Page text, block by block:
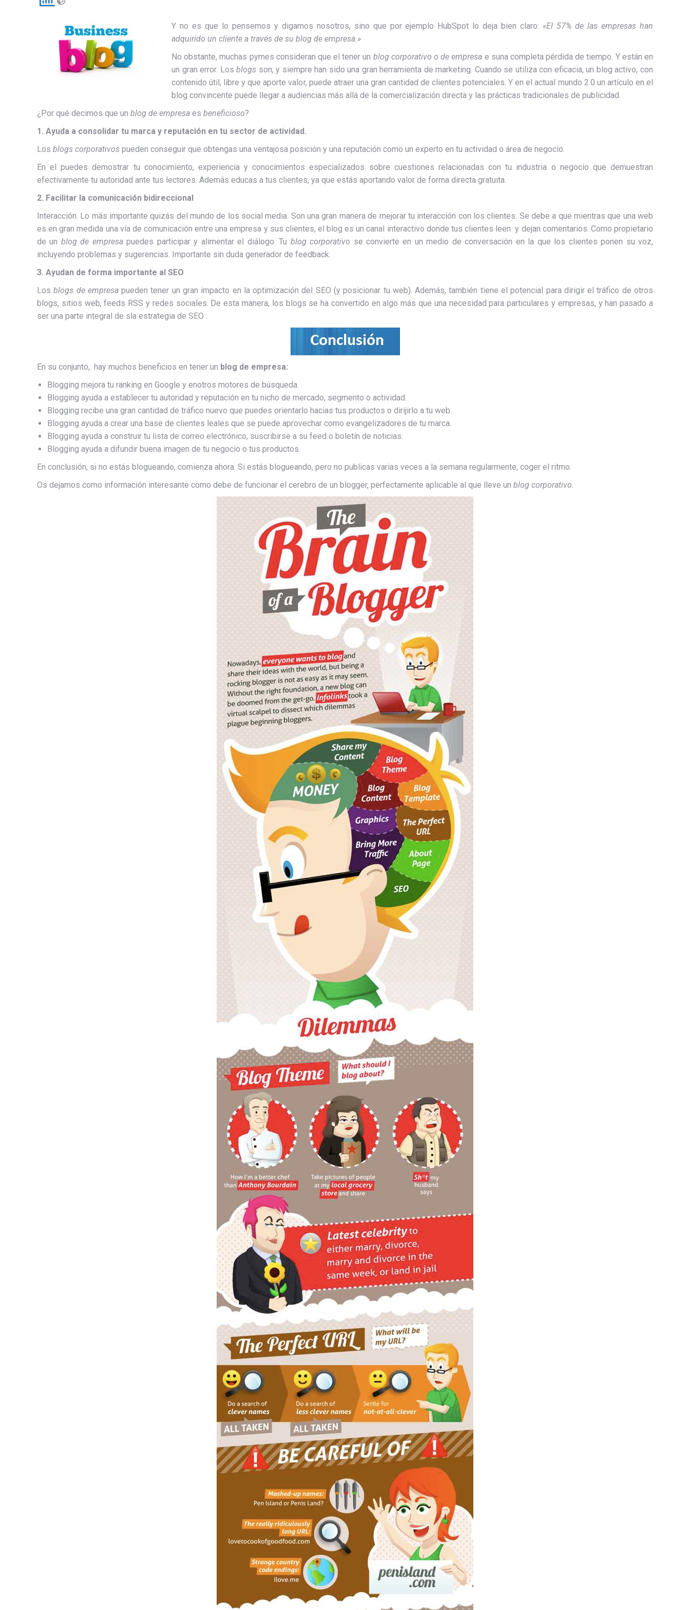
Y no es que lo pensemos y digamos nosotros, sino que por ejemplo HubSpot lo deja bien claro: «El 57% de las empresas han
adquirido un cliente a través de su blog de ​​empresa.»
No obstante, muchas pymes consideran que el tener un blog corporativo o de empresa e suna completa pérdida de tiempo. Y están en
un gran error. Losblogs son, y siempre han sido una gran herramienta de marketing. Cuando se utiliza con eficacia, un blog activo, con
contenido útil, libre y que aporte valor, puede atraer una gran cantidad de clientes potenciales. Y en el actual mundo 2.0 un artículo en el
blog convincente puede llegar a audiencias más allá de la comercialización directa y las prácticas tradicionales de publicidad.
¿Por qué decimos que un blog de empresa es beneficioso?
1. Ayuda a consolidar tu marca y reputación en tu sector de actividad.
Los blogs corporativos pueden conseguir que obtengas una ventajosa posición y una reputación como un experto en tu actividad o área de negocio.
En el puedes demostrar tu conocimiento, experiencia y conocimientos especializados sobre cuestiones relacionadas con tu industria o negocio que demuestran
efectivamente tu autoridad ante tus lectores. Además educas a tus clientes, ya que estás aportando valor de forma directa gratuita.
2. Facilitar la comunicación bidireccional
Interacción. Lo más importante quizás del mundo de los social media. Son una gran manera de mejorar tu interacción con los clientes. Se debe a que mientras que una web
es en gran medida una vía de comunicación entre una empresa y sus clientes, el blog es un canal interactivo donde tus clientes leen y dejan comentarios. Como propietario
de un blog de empresapuedes participar y alimentar el diálogo. Tu blog corporativo se convierte en un medio de conversación en la que los clientes ponen su voz,
incluyendo problemas y sugerencias. Importante sin duda generador de feedback.
3. Ayudan de forma importante al SEO
Losblogs de empresapueden tener un gran impacto en la optimización del SEO (y posicionar tu web). Además, también tiene el potencial para dirigir el tráfico de otros
blogs, sitios web, feeds RSS y redes sociales. De esta manera, los blogs se ha convertido en algo más que una necesidad para particulares y empresas, y han pasado a
ser una parte integral de sla estrategia de SEO .
En su conjunto, hay muchos beneficios en tener un blog de empresa:
Blogging mejora tu ranking en Google y enotros motores de búsqueda.
Blogging ayuda a establecer tu autoridad y reputación en tu nicho de mercado, segmento o actividad.
Blogging recibe una gran cantidad de tráfico nuevo que puedes orientarlo hacias tus productos o dirijirlo a tu web.
Blogging ayuda a crear una base de clientes leales que se puede aprovechar como evangelizadores de tu marca.
Blogging ayuda a construir tu lista de correo electrónico, suscribirse a su feed o boletín de noticias.
Blogging ayuda a difundir buena imagen de tu negocio o tus productos.
En conclusión, si no estás blogueando, comienza ahora. Si estás blogueando, pero no publicas varias veces a la semana regularmente, coger el ritmo.
Os dejamos como información interesante como debe de funcionar el cerebro de un blogger, perfectamente aplicable al que lleve un blog corporativo.